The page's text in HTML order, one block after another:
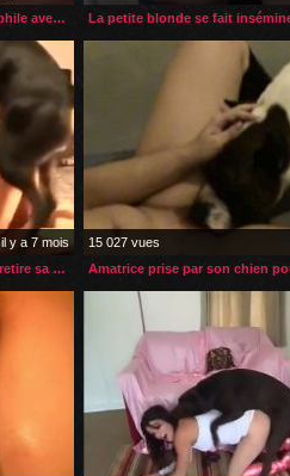
Elle a son premier orgasme zoophile avec un chien
il y a 7 mois
Quand son chien est excité elle retire sa petite culotte
15 027 vues